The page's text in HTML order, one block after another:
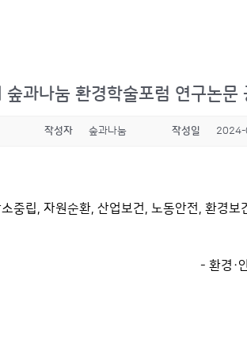
숲과나눔 환경학술포럼 연구논
작성자 숲과나눔 작성일 2024-
중립, 자원순환, 산업보건, 노동안전, 환경
- 환경·